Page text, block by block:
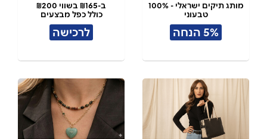
מותג תיקים ישראלי - 100%
טבעוני
תל אביב
5% הנחה
ב-₪165 בשווי ₪200
כולל כפל מבצעים
לרכישה